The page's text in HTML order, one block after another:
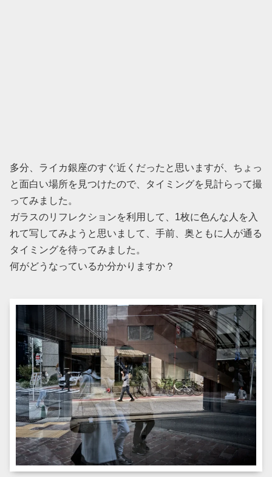
多分、ライカ銀座のすぐ近くだったと思いますが、ちょっ
と面白い場所を見つけたので、タイミングを見計らって撮
ってみました。
ガラスのリフレクションを利用して、1枚に色んな人を入
れて写してみようと思いまして、手前、奥ともに人が通る
タイミングを待ってみました。
何がどうなっているか分かりますか？